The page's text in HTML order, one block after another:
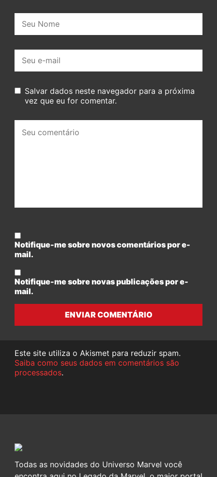
mail:
Salvar dados neste navegador para a próxima
vez que eu for comentar.
comentário:
Notifique-me sobre novos comentários por e-
mail.
Notifique-me sobre novas publicações por e-
mail.
ENVIAR COMENTÁRIO
Este site utiliza o Akismet para reduzir spam.
Saiba como seus dados em comentários são
processados.
Todas as novidades do Universo Marvel você